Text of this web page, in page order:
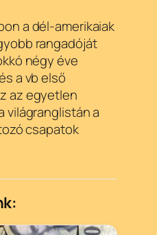
a dél-amerikaiak
rangadóját
négy éve
a vb első
az egyetlen
világranglistán a
csapatok